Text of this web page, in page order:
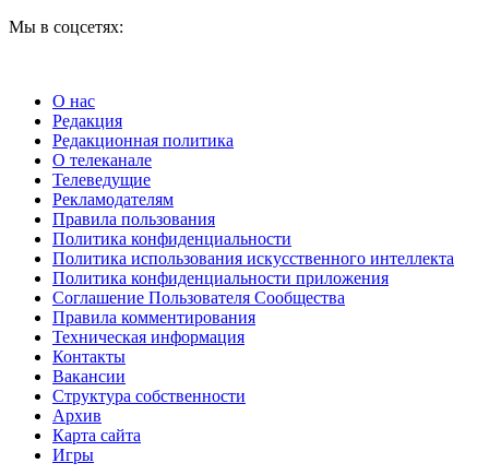
Мы в соцсетях:
О нас
Редакция
Редакционная политика
О телеканале
Телеведущие
Рекламодателям
Правила пользования
Политика конфиденциальности
Политика использования искусственного интеллекта
Политика конфиденциальности приложения
Соглашение Пользователя Сообщества
Правила комментирования
Техническая информация
Контакты
Вакансии
Структура собственности
Архив
Карта сайта
Игры